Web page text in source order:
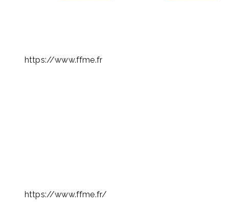
https://www.ffme.fr
https://www.ffme.fr/